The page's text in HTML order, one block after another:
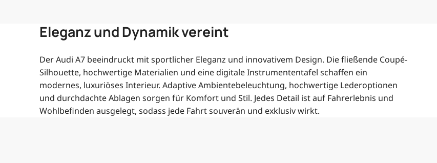
Eleganz und Dynamik vereint
Der Audi A7 beeindruckt mit sportlicher Eleganz und innovativem Design. Die fließende Coupé-
Silhouette, hochwertige Materialien und eine digitale Instrumententafel schaffen ein
modernes, luxuriöses Interieur. Adaptive Ambientebeleuchtung, hochwertige Lederoptionen
und durchdachte Ablagen sorgen für Komfort und Stil. Jedes Detail ist auf Fahrerlebnis und
Wohlbefinden ausgelegt, sodass jede Fahrt souverän und exklusiv wirkt.